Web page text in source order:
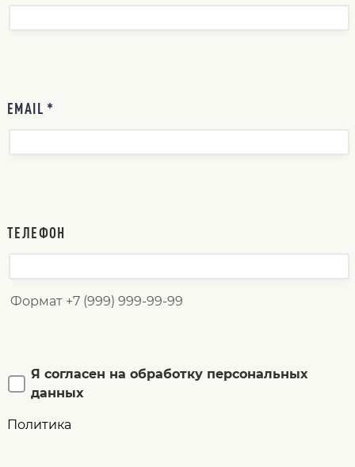
EMAIL *
ТЕЛЕФОН
Формат +7 (999) 999-99-99
Я согласен на обработку персональных
данных
Политика